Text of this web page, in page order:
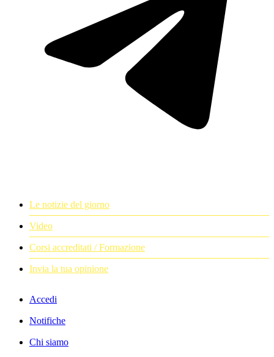
Le notizie del giorno
Video
Corsi accreditati / Formazione
Invia la tua opinione
Accedi
Notifiche
Chi siamo